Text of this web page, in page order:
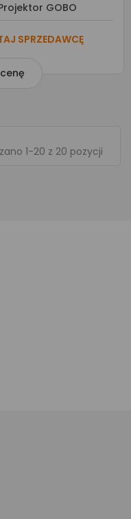
GOBO
SPRZEDAWCĘ
1-20 z 20 pozycji